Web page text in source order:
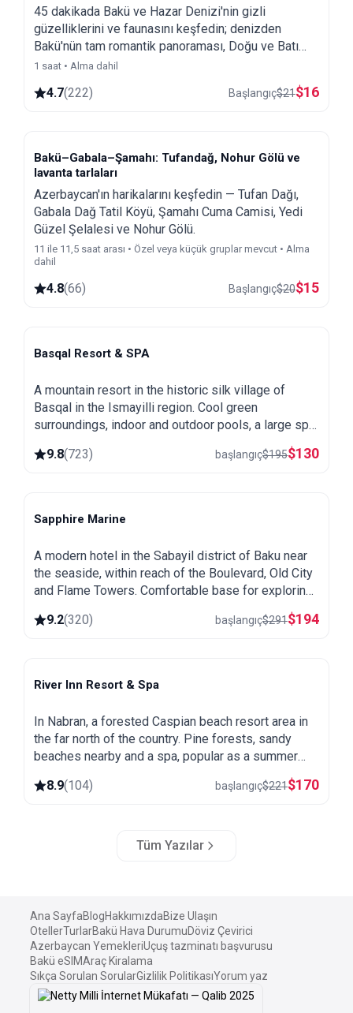
45 dakikada Bakü ve Hazar Denizi'nin gizli
güzelliklerini ve faunasını keşfedin; denizden
Bakü'nün tam romantik panoraması, Doğu ve Batı
mimarisini birleştiren güzelliği ortaya çıkarır.
1 saat • Alma dahil
4.7(222) Başlangıç$21$16
Bakü–Gabala–Şamahı: Tufandağ, Nohur Gölü ve
lavanta tarlaları
Azerbaycan'ın harikalarını keşfedin — Tufan Dağı,
Gabala Dağ Tatil Köyü, Şamahı Cuma Camisi, Yedi
Güzel Şelalesi ve Nohur Gölü.
11 ile 11,5 saat arası • Özel veya küçük gruplar mevcut • Alma
dahil
4.8(66) Başlangıç$20$15
Basqal
Basqal Resort & SPA
A mountain resort in the historic silk village of
Basqal in the Ismayilli region. Cool green
surroundings, indoor and outdoor pools, a large spa
and easy trips to Lahij and the Ismayilli mountains.
9.8(723) başlangıç$195$130
Baku
Sapphire Marine
A modern hotel in the Sabayil district of Baku near
the seaside, within reach of the Boulevard, Old City
and Flame Towers. Comfortable base for exploring
9.2(320) başlangıç$291$194
Nabran
River Inn Resort & Spa
In Nabran, a forested Caspian beach resort area in
the far north of the country. Pine forests, sandy
beaches nearby and a spa, popular as a summer
8.9(104) başlangıç$221$170
Tüm Yazılar
Ana SayfaBlogHakkımızdaBize Ulaşın
OtellerTurlarBakü Hava DurumuDöviz Çevirici
Azerbaycan YemekleriUçuş tazminatı başvurusu
Bakü eSIMAraç Kiralama
Sıkça Sorulan SorularGizlilik PolitikasıYorum yaz